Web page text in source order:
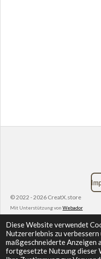
Diese Website verwendet
Nutzererlebnis zu verbessern
maßgeschneiderte Anzeigen
fortgesetzte Nutzung dieser
© 2022 - 2026 CreatX.store
Mit Unterstützung von Webador